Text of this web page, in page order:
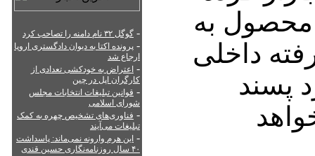
- گوگل ۳۲ نام دامنه را تصاحب کرد
- پرونده اکتا به دیوان دادگستری اروپا
ارجاع شد
- اعتراض به خودکشی تعدادی از
کارگران اپل در چین
- قوانین تبلیغات انتخابات مجلس
شورای اسلامی
- فناوری‌های تشخیص چهره به کمک
تبلیغات می‌آیند
- این هرم وارونه نمی‌ماند: پاسداشت
۴۰ سال روزنامه‌نگاری حسین قندی
محصول به
داخلی
پسند